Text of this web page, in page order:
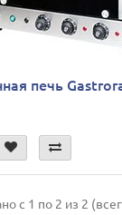
печь
с 1 по 2 из 2